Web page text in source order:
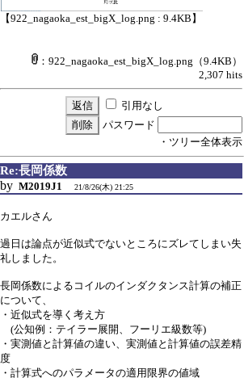
【922_nagaoka_est_bigX_log.png : 9.4KB】
：922_nagaoka_est_bigX_log.png （9.4KB）
2,307 hits
引用なし
パスワード
・ツリー全体表示
Re:長岡係数
by M2019J1 21/8/26(木) 21:25
カエルさん
過日は論点が近似式でないところにズレてしまい失
礼しました。
長岡係数によるコイルのインダクタンス計算の補正
について、
・近似式を導く考え方
(公知例：テイラー展開、フーリエ級数等)
・実測値と計算値の違い、実測値と計算値の誤差精
度
・計算式へのパラメータの適用限界の値域